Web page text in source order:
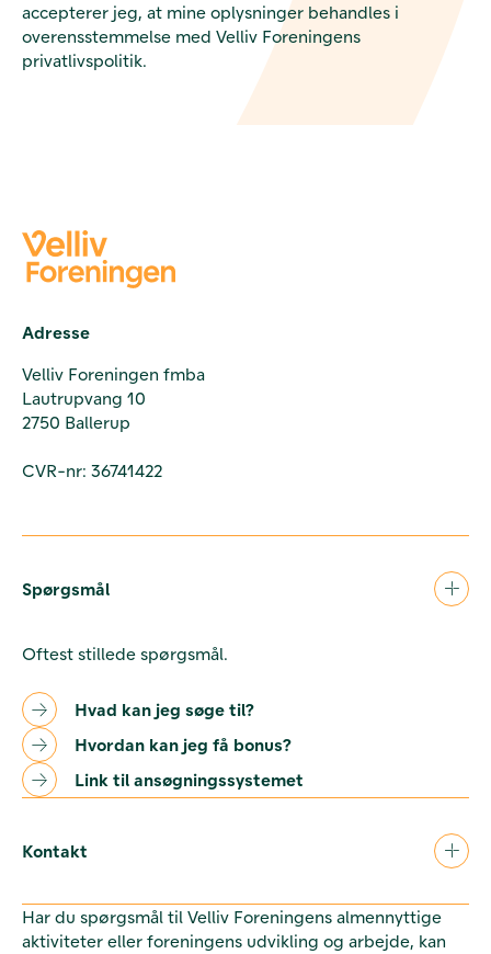
accepterer jeg, at mine oplysninger behandles i
overensstemmelse med Velliv Foreningens
privatlivspolitik.
Adresse
Velliv Foreningen fmba
Lautrupvang 10
2750 Ballerup
CVR-nr: 36741422
Spørgsmål
Oftest stillede spørgsmål.
Hvad kan jeg søge til?
Hvordan kan jeg få bonus?
Link til ansøgningssystemet
Kontakt
Har du spørgsmål til Velliv Foreningens almennyttige
aktiviteter eller foreningens udvikling og arbejde, kan